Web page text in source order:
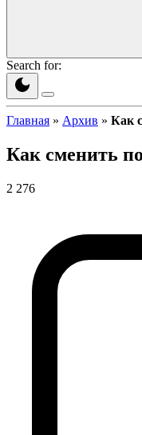
Search for:
Главная » Архив » Как
Как сменить
2 276